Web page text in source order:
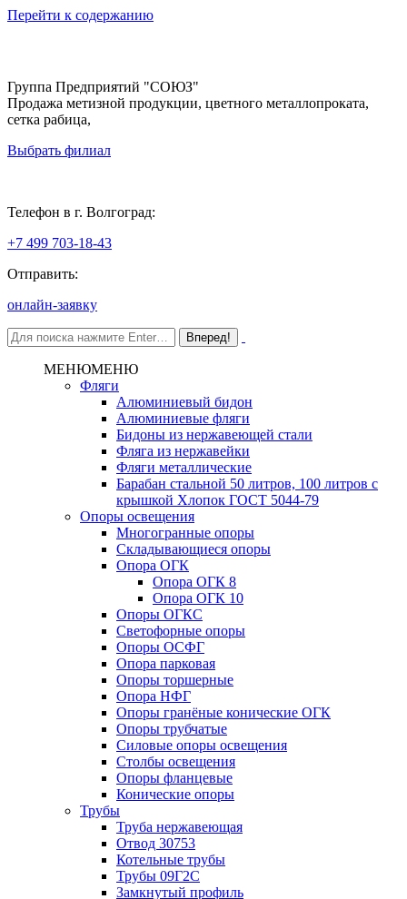
Перейти к содержанию
Группа Предприятий "СОЮЗ"
Продажа метизной продукции, цветного металлопроката,
сетка рабица,
Выбрать филиал
Телефон в г. Волгоград:
+7 499 703-18-43
Отправить:
онлайн-заявку
МЕНЮМЕНЮ
Фляги
Алюминиевый бидон
Алюминиевые фляги
Бидоны из нержавеющей стали
Фляга из нержавейки
Фляги металлические
Барабан стальной 50 литров, 100 литров с
крышкой Хлопок ГОСТ 5044-79
Опоры освещения
Многогранные опоры
Складывающиеся опоры
Опора ОГК
Опора ОГК 8
Опора ОГК 10
Опоры ОГКС
Светофорные опоры
Опоры ОСФГ
Опора парковая
Опоры торшерные
Опора НФГ
Опоры гранёные конические ОГК
Опоры трубчатые
Силовые опоры освещения
Столбы освещения
Опоры фланцевые
Конические опоры
Трубы
Труба нержавеющая
Отвод 30753
Котельные трубы
Трубы 09Г2С
Замкнутый профиль